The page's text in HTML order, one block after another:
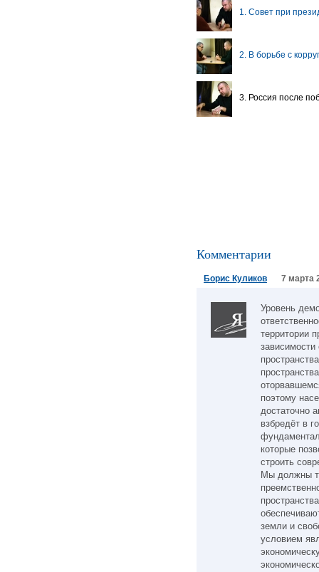
1. Совет при
2. В борьбе с
3. Россия после
Комментарии
Борис Куликов 7 марта
Уровень
территории
зависимости
поэтому
достаточно
взбредёт в
которые
строить
Мы должны
земли и
условием